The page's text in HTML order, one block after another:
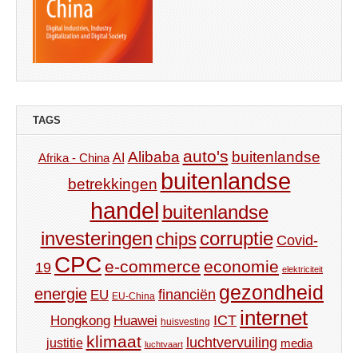
TAGS
Afrika - China AI Alibaba auto's buitenlandse
betrekkingen buitenlandse
handel buitenlandse
investeringen chips corruptie Covid-
19 CPC e-commerce economie elektriciteit
energie EU EU-China financiën gezondheid
Hongkong Huawei huisvesting ICT internet
justitie klimaat luchtvaart luchtvervuiling media